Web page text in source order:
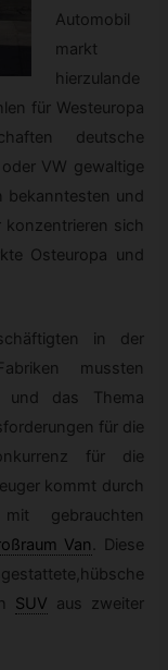
Automobil
markt
hierzulande
für Westeuropa
deutsche
VW gewaltige
bekanntesten und
konzentrieren sich
Osteuropa und
in der
mussten
und das Thema
für die
für die
kommt durch
gebrauchten
Van. Diese
SUV aus zweiter